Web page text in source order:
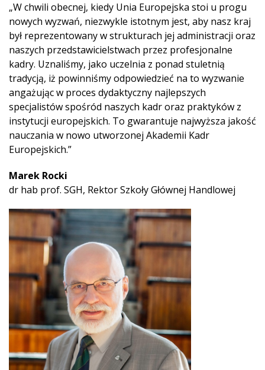
„W chwili obecnej, kiedy Unia Europejska stoi u progu
nowych wyzwań, niezwykle istotnym jest, aby nasz kraj
był reprezentowany w strukturach jej administracji oraz
naszych przedstawicielstwach przez profesjonalne
kadry. Uznaliśmy, jako uczelnia z ponad stuletnią
tradycją, iż powinniśmy odpowiedzieć na to wyzwanie
angażując w proces dydaktyczny najlepszych
specjalistów spośród naszych kadr oraz praktyków z
instytucji europejskich. To gwarantuje najwyższa jakość
nauczania w nowo utworzonej Akademii Kadr
Europejskich.”
Marek Rocki
dr hab prof. SGH, Rektor Szkoły Głównej Handlowej